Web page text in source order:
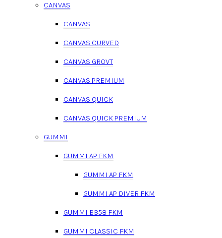
CANVAS
CANVAS
CANVAS CURVED
CANVAS GROVT
CANVAS PREMIUM
CANVAS QUICK
CANVAS QUICK PREMIUM
GUMMI
GUMMI AP FKM
GUMMI AP FKM
GUMMI AP DIVER FKM
GUMMI BB58 FKM
GUMMI CLASSIC FKM